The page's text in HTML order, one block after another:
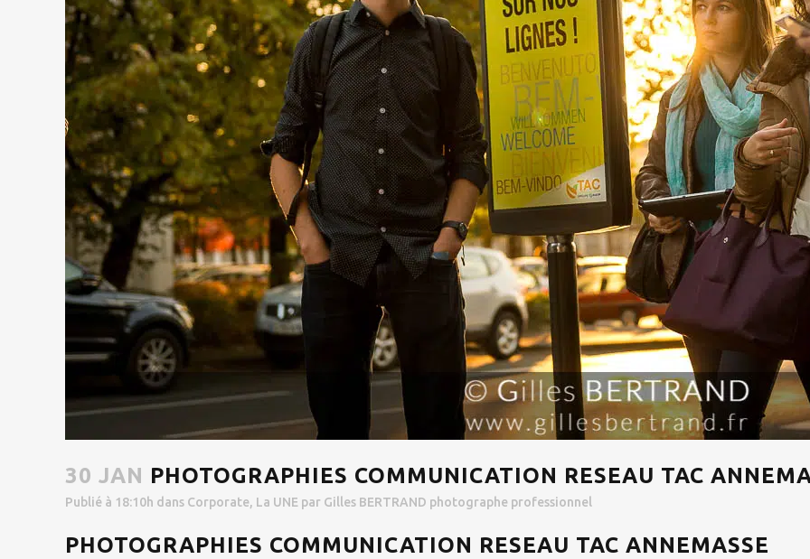
30 JAN PHOTOGRAPHIES COMMUNICATION RESEAU TAC
Publié à 18:10h dans Corporate, La UNE par Gilles BERTRAND photographe professionnel
PHOTOGRAPHIES COMMUNICATION RESEAU TAC ANNEMASSE